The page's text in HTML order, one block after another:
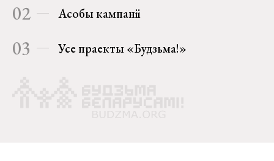
02 Асобы кампаніі
03 Усе праекты «Будзьма!»